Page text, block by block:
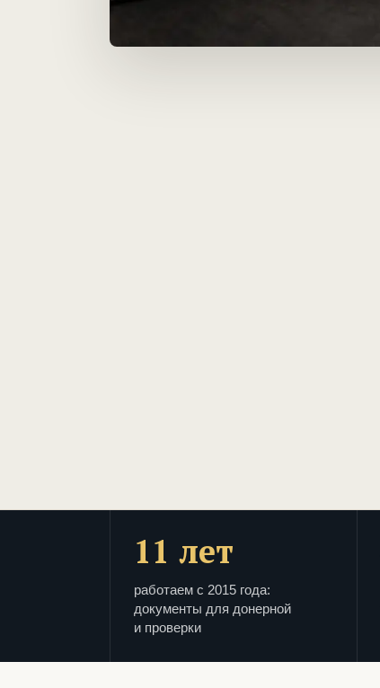
11 лет
работаем с 2015 года:
документы для донерной
и проверки